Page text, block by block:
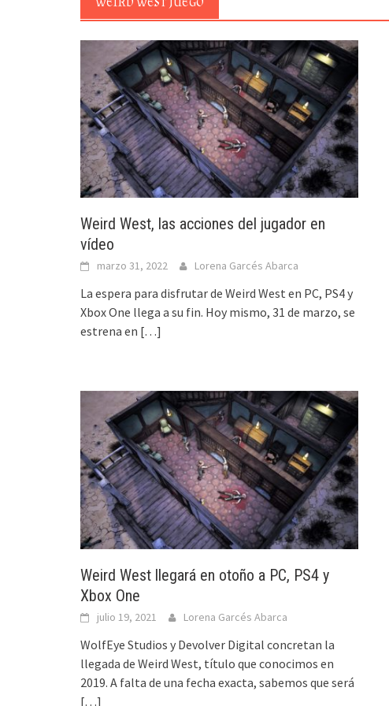
Weird West, las acciones del jugador en
vídeo
marzo 31, 2022 Lorena Garcés Abarca
La espera para disfrutar de Weird West en PC, PS4 y
Xbox One llega a su fin. Hoy mismo, 31 de marzo, se
estrena en […]
Weird West llegará en otoño a PC, PS4 y
Xbox One
julio 19, 2021 Lorena Garcés Abarca
WolfEye Studios y Devolver Digital concretan la
llegada de Weird West, título que conocimos en
2019. A falta de una fecha exacta, sabemos que será
[…]